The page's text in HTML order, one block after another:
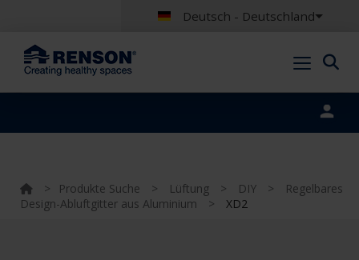
Deutsch - Deutschland
> Produkte Suche > Lüftung > DIY >
Regelbares
Design-Abluftgitter aus Aluminium
> XD2